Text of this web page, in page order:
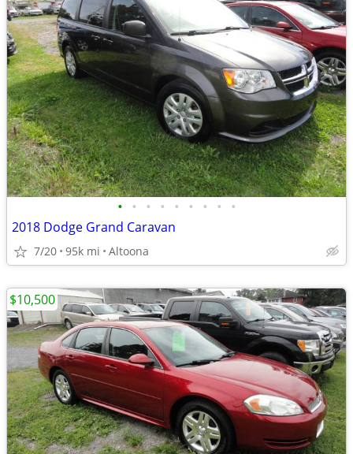
• • • • • • • • •
2018 Dodge Grand Caravan
7/20 95k mi Altoona
$10,500